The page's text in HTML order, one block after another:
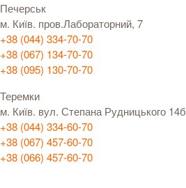
Печерськ
м. Київ. пров.Лабораторний, 7
+38 (044) 334-70-70
+38 (067) 134-70-70
+38 (095) 130-70-70
Теремки
м. Київ. вул. Степана Рудницького 14б
+38 (044) 334-60-70
+38 (067) 457-60-70
+38 (066) 457-60-70